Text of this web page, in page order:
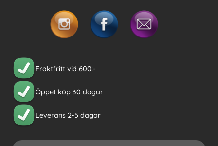
Fraktfritt vid 600:-
Öppet köp 30 dagar
Leverans 2-5 dagar